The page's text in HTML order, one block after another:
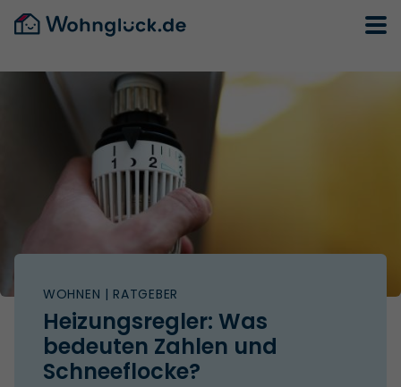
WOHNEN | RATGEBER
Heizungsregler: Was
bedeuten Zahlen und
Schneeflocke?